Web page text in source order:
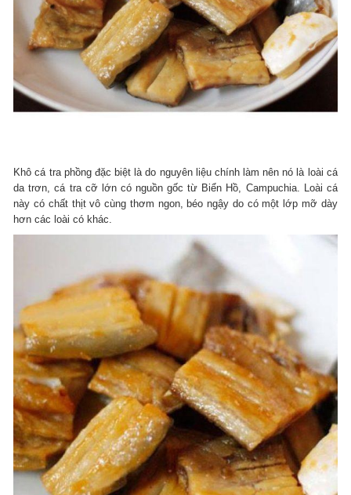
Khô cá tra phồng đặc biệt là do nguyên liệu chính làm nên nó là loài cá
da trơn, cá tra cỡ lớn có nguồn gốc từ Biển Hồ, Campuchia. Loài cá
này có chất thịt vô cùng thơm ngon, béo ngậy do có một lớp mỡ dày
hơn các loài có khác.